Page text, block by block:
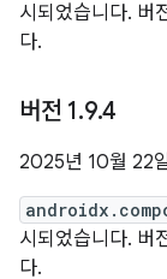
시되었습니다. 버
다.
버전 1.9.4
2025년 10월 22
시되었습니다. 버
다.